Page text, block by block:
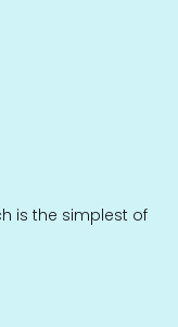
is the simplest of